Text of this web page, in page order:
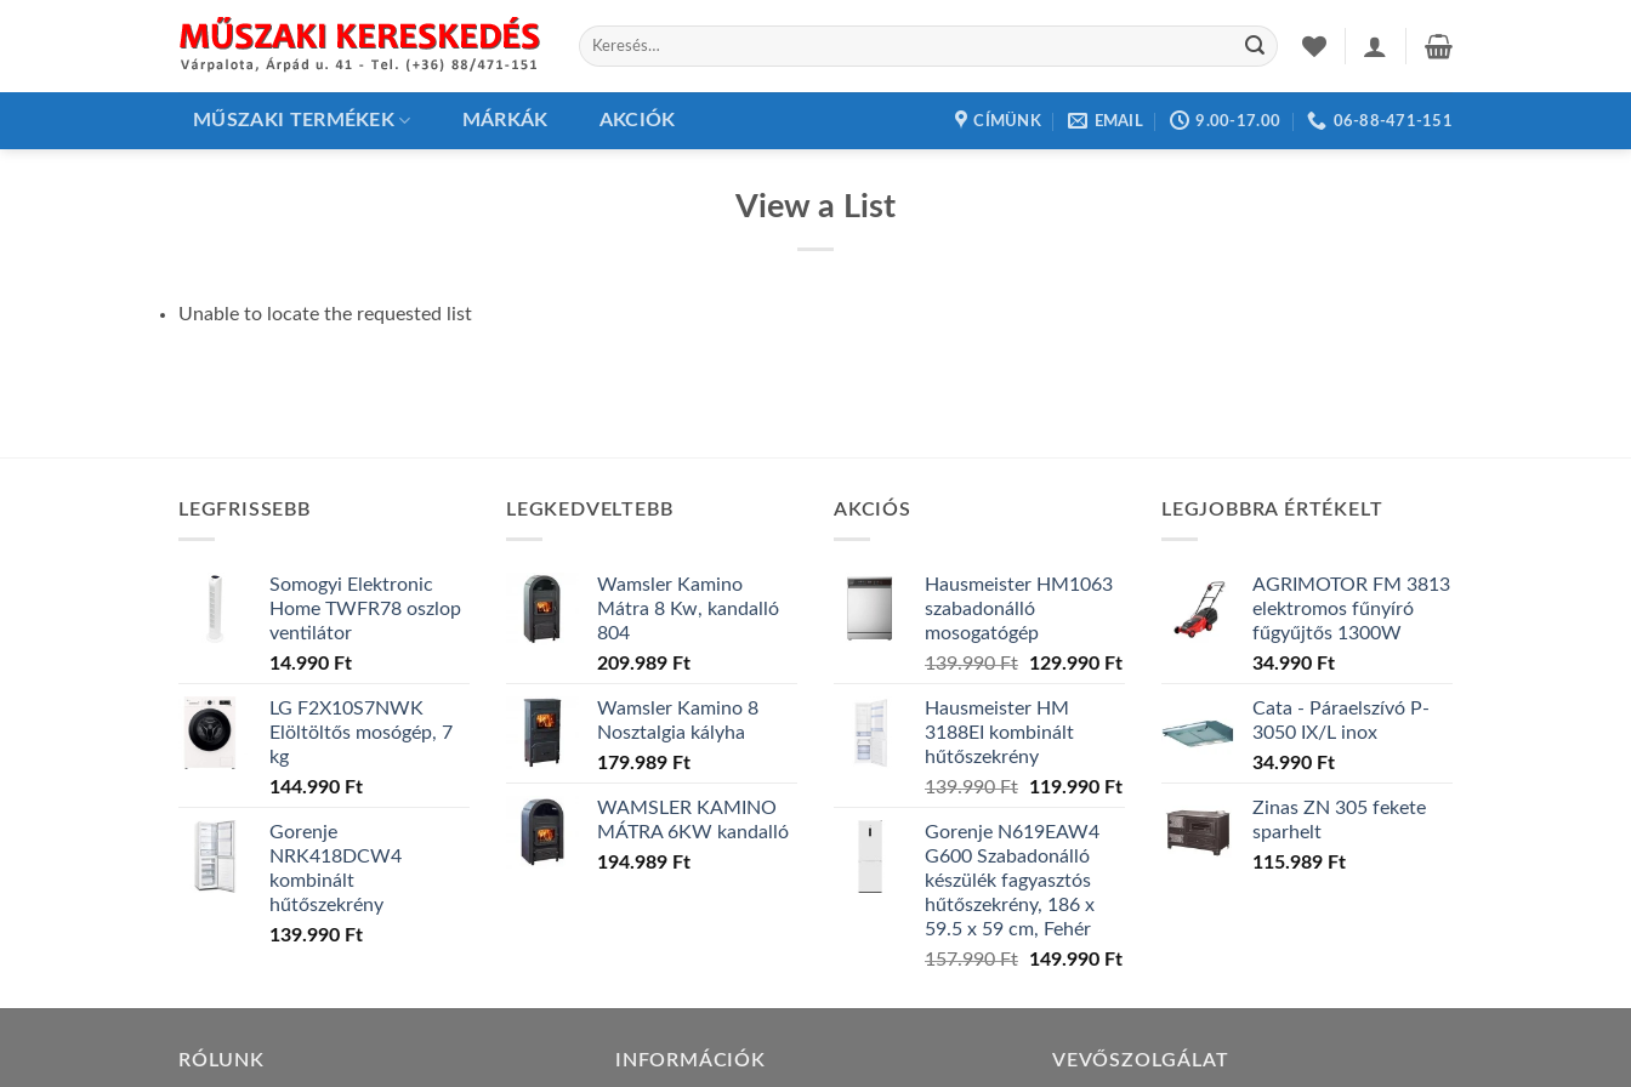
Keresés
a
MŰSZAKI TERMÉKEK MÁRKÁK AKCIÓK CÍMÜNK EMAIL 9.00-17.00 06-88-471-151
View a List
Unable to locate the requested list
LEGFRISSEBB
Somogyi Elektronic
Home TWFR78 oszlop
ventilátor
14.990 Ft
LG F2X10S7NWK
Elöltöltős mosógép, 7
kg
144.990 Ft
Gorenje
NRK418DCW4
kombinált
hűtőszekrény
139.990 Ft
LEGKEDVELTEBB
Wamsler Kamino
Mátra 8 Kw, kandalló
804
209.989 Ft
Wamsler Kamino 8
Nosztalgia kályha
179.989 Ft
WAMSLER KAMINO
MÁTRA 6KW kandalló
194.989 Ft
AKCIÓS
Hausmeister HM1063
szabadonálló
mosogatógép
139.990Ft
Original
was:
139.990 Ft.
129.990 FtCurrent
129.990 Ft.
Hausmeister HM
3188EI kombinált
hűtőszekrény
139.990Ft
Original
was:
139.990 Ft.
119.990 FtCurrent
119.990 Ft.
Gorenje N619EAW4
G600 Szabadonálló
készülék fagyasztós
hűtőszekrény, 186 x
59.5 x 59 cm, Fehér
157.990Ft
Original
was:
149.990 FtCurrent
is:
LEGJOBBRA ÉRTÉKELT
AGRIMOTOR FM 3813
elektromos fűnyíró
fűgyűjtős 1300W
34.990 Ft
Cata - Páraelszívó P-
3050 IX/L inox
34.990 Ft
Zinas ZN 305 fekete
sparhelt
115.989 Ft
RÓLUNK INFORMÁCIÓK VEVŐSZOLGÁLAT